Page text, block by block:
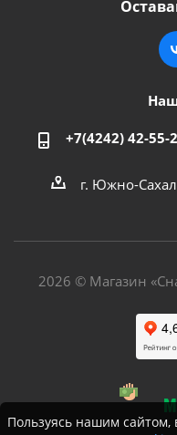
+7(4242) 42-55-
г. Южно-
2026 © Магазин
Пользуясь нашим сайтом,